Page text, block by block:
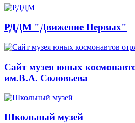
РДДМ "Движение Первых"
Сайт музея юных
им.В.А. Соловьева
Школьный музей